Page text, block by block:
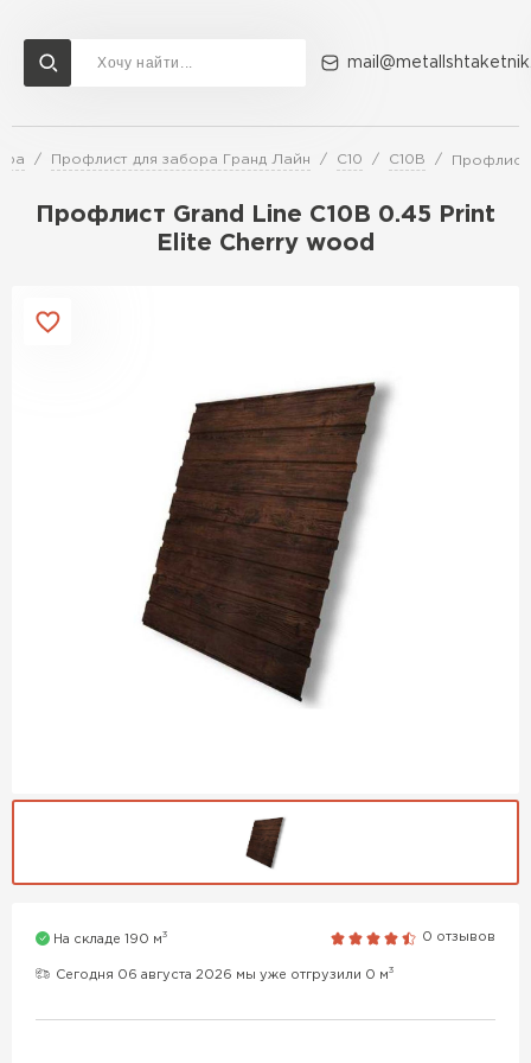
Профлист для забора Гранд Лайн С10 С10В Профлист
Профлист Grand Line C10В 0.45 Print
Elite Cherry wood
На складе 190 м3 0 отзывов
Сегодня 06 августа 2026 мы уже отгрузили 0 м3
Доставка и оплата Акции О компании Контакты
Перейти в каталог